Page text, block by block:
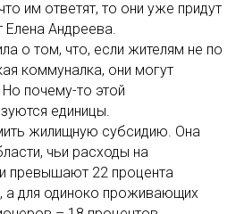
им ответят, то они уже придут
Елена Андреева.
о том, что, если жителям не по
коммуналка, они могут
почему-то этой
единицы.
жилищную субсидию. Она
чьи расходы на
превышают 22 процента
а для одиноко проживающих